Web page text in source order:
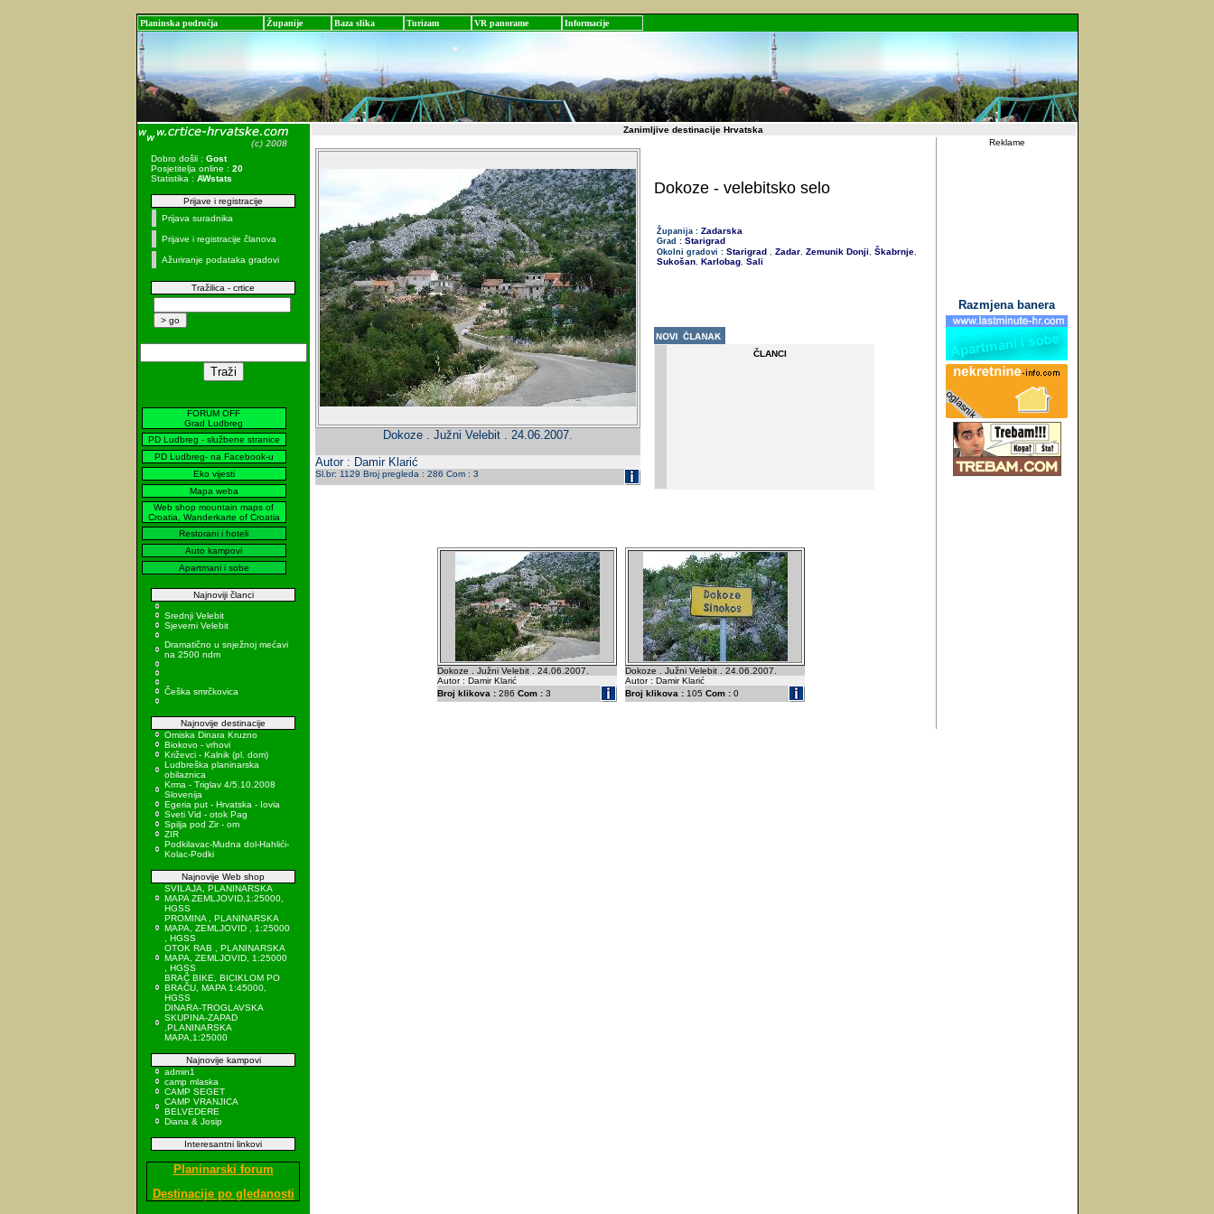
Planinska područja Županije Baza slika Turizam VR panorame Informacije
Dobro došli : Gost
Posjetitelja online : 20
Statistika : AWstats
Prijave i registracije
Prijava suradnika
Prijave i registracije članova
Ažuriranje podataka gradovi
Tražilica - crtice
FORUM OFF
Grad Ludbreg
PD Ludbreg - službene stranice
PD Ludbreg- na Facebook-u
Eko vijesti
Mapa weba
Web shop mountain maps of
Croatia, Wanderkarte of Croatia
Restorani i hoteli
Auto kampovi
Apartmani i sobe
Najnoviji članci
Srednji Velebit
Sjeverni Velebit
Dramatično u snježnoj mećavi
na 2500 ndm
Češka smrčkovica
Najnovije destinacije
Omiska Dinara Kruzno
Biokovo - vrhovi
Križevci - Kalnik (pl. dom)
Ludbreška planinarska
obilaznica
Krma - Triglav 4/5.10.2008
Slovenija
Egeria put - Hrvatska - Iovia
Sveti Vid - otok Pag
Spilja pod Zir - om
ZIR
Podkilavac-Mudna dol-Hahlići-
Kolac-Podki
Najnovije Web shop
SVILAJA, PLANINARSKA
MAPA ZEMLJOVID,1:25000,
HGSS
PROMINA , PLANINARSKA
MAPA, ZEMLJOVID , 1:25000
, HGSS
OTOK RAB , PLANINARSKA
MAPA, ZEMLJOVID, 1:25000
, HGSS
BRAČ BIKE, BICIKLOM PO
BRAČU, MAPA 1:45000,
HGSS
DINARA-TROGLAVSKA
SKUPINA-ZAPAD
,PLANINARSKA
MAPA,1:25000
Najnovije kampovi
admin1
camp mlaska
CAMP SEGET
CAMP VRANJICA
BELVEDERE
Diana & Josip
Interesantni linkovi
Planinarski forum
Destinacije po gledanosti
Zanimljive destinacije Hrvatska
Dokoze . Južni Velebit . 24.06.2007.
Autor : Damir Klarić
Sl.br: 1129 Broj pregleda : 286 Com : 3
Dokoze - velebitsko selo
Županija : Zadarska
Grad : Starigrad
Okolni gradovi : Starigrad , Zadar, Zemunik Donji, Škabrnje,
Sukošan, Karlobag, Sali
ČLANCI
Dokoze . Južni Velebit . 24.06.2007.
Autor : Damir Klarić
Broj klikova : 286 Com : 3
Dokoze . Južni Velebit . 24.06.2007.
Autor : Damir Klarić
Broj klikova : 105 Com : 0
Reklame
Razmjena banera